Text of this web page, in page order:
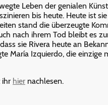
Leben der genialen
bis heute. Heute ist
stand die überzeugte
nach ihrem Tod bleibt es
sie Rivera heute an
María Izquierdo, die
ihr hier nachlesen.